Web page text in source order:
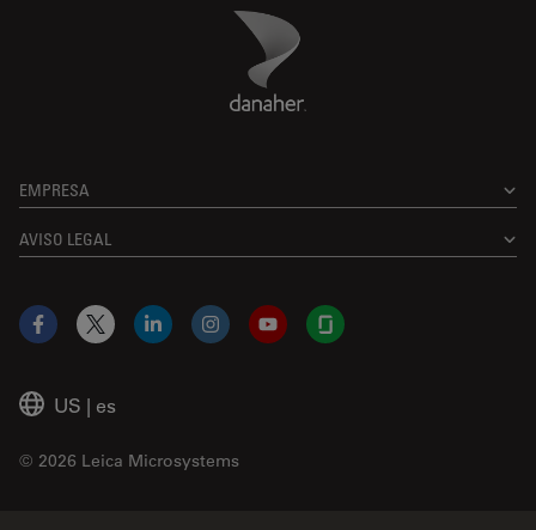
Danaher Logo
EMPRESA
AVISO LEGAL
US | es
© 2026 Leica Microsystems
Facebook
X LinkedInInstagramYouTubeGlassdoor